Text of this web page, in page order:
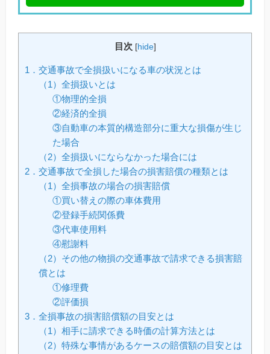
目次 [hide]
1．交通事故で全損扱いになる車の状況とは
（1）全損扱いとは
①物理的全損
②経済的全損
③自動車の本質的構造部分に重大な損傷が生じ
た場合
（2）全損扱いにならなかった場合には
2．交通事故で全損した場合の損害賠償の種類とは
（1）全損事故の場合の損害賠償
①買い替えの際の車体費用
②登録手続関係費
③代車使用料
④慰謝料
（2）その他の物損の交通事故で請求できる損害賠
償とは
①修理費
②評価損
3．全損事故の損害賠償額の目安とは
（1）相手に請求できる時価の計算方法とは
（2）特殊な事情があるケースの賠償額の目安とは